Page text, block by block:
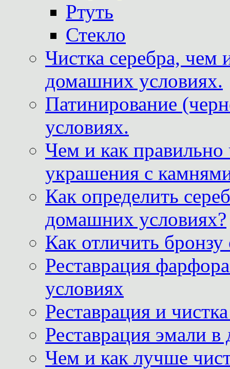
Ртуть
Стекло
Чистка серебра, чем
домашних условиях.
Патинирование
условиях.
Чем и как
украшения с
Как определить
домашних условиях?
Как отличить
Реставрация
условиях
Реставрация и
Реставрация эмали
Чем и как лучше